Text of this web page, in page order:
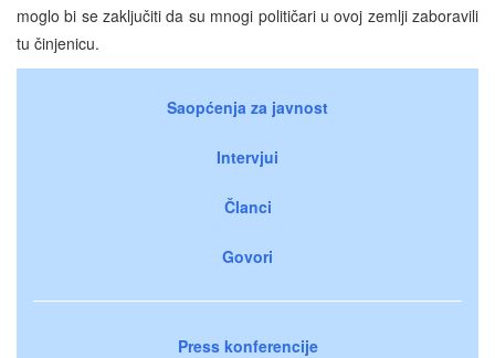
moglo bi se zaključiti da su mnogi političari u ovoj zemlji zaboravili
tu činjenicu.
Saopćenja za javnost
Intervjui
Članci
Govori
Press konferencije